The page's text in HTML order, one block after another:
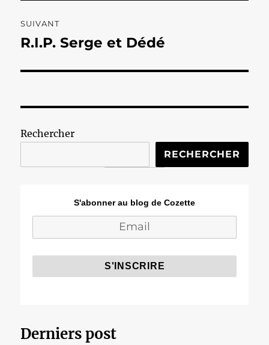
SUIVANT
Publication
R.I.P. Serge et Dédé
Rechercher
RECHERCHER
S'abonner au blog de Cozette
Derniers post